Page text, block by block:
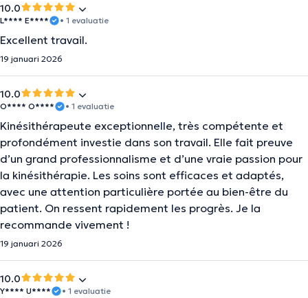
10.0
L**** E**** • 1 evaluatie
Excellent travail.
19 januari 2026
10.0
O**** O**** • 1 evaluatie
Kinésithérapeute exceptionnelle, très compétente et
profondément investie dans son travail. Elle fait preuve
d’un grand professionnalisme et d’une vraie passion pour
la kinésithérapie. Les soins sont efficaces et adaptés,
avec une attention particulière portée au bien-être du
patient. On ressent rapidement les progrès. Je la
recommande vivement !
19 januari 2026
10.0
Y**** U**** • 1 evaluatie